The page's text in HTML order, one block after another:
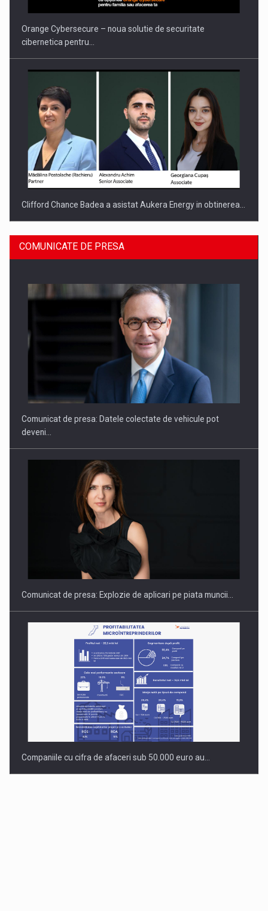
INTERNATIONAL BUSINESS SCENE
Orange Cybersecure – noua solutie de securitate
cibernetica pentru…
Clifford Chance Badea a asistat Aukera Energy in obtinerea…
SAPTE PERSONALITATI DIN MEDIUL DE AFACERI, ACADEMIC
Hard Enduro Piatra Craiului 2026, fueled by benzinariile RO…
COMUNICATE DE PRESA
Comunicat de presa: Datele colectate de vehicule pot
deveni…
Comunicat de presa: Explozie de aplicari pe piata muncii…
Companiile cu cifra de afaceri sub 50.000 euro au…